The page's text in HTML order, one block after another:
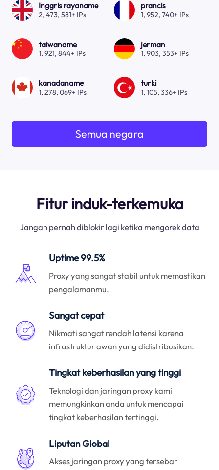
Inggris rayaname
2, 473, 581+ IPs
prancis
1, 952, 740+ IPs
taiwaname
1, 921, 844+ IPs
jerman
1, 903, 353+ IPs
kanadaname
1, 278, 069+ IPs
turki
1, 105, 336+ IPs
Semua negara
Fitur induk-terkemuka
Jangan pernah diblokir lagi ketika mengorek data
Uptime 99.5%
Proxy yang sangat stabil untuk memastikan
pengalamanmu.
Sangat cepat
Nikmati sangat rendah latensi karena
infrastruktur awan yang didistribusikan.
Tingkat keberhasilan yang tinggi
Teknologi dan jaringan proxy kami
memungkinkan anda untuk mencapai
tingkat keberhasilan tertinggi.
Liputan Global
Akses jaringan proxy yang tersebar